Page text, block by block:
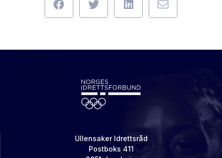
Ullensaker Idrettsråd
Postboks 411